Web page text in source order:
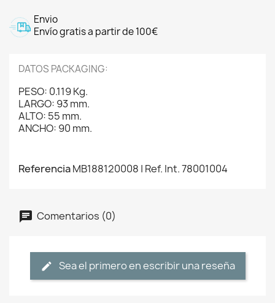
Envio
Envío gratis a partir de 100€
DATOS PACKAGING:
PESO: 0.119 Kg.
LARGO: 93 mm.
ALTO: 55 mm.
ANCHO: 90 mm.
ReferenciaMB188120008 | Ref. Int. 78001004
Comentarios (0)
Sea el primero en escribir una reseña